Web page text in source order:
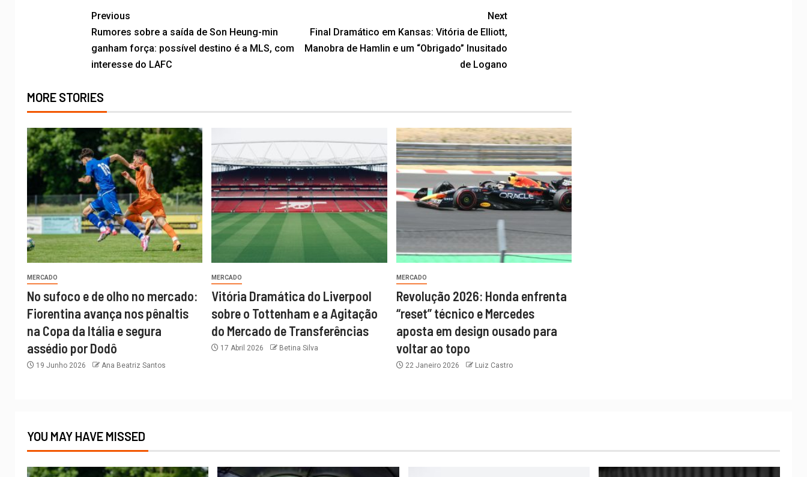
Previous
Rumores sobre a saída de Son Heung-min
ganham força: possível destino é a MLS, com
interesse do LAFC
Next
Final Dramático em Kansas: Vitória de Elliott,
Manobra de Hamlin e um “Obrigado” Inusitado
de Logano
MORE STORIES
MERCADO
No sufoco e de olho no mercado:
Fiorentina avança nos pênaltis
na Copa da Itália e segura
assédio por Dodô
19 Junho 2026 Ana Beatriz Santos
MERCADO
Vitória Dramática do Liverpool
sobre o Tottenham e a Agitação
do Mercado de Transferências
17 Abril 2026 Betina Silva
MERCADO
Revolução 2026: Honda enfrenta
“reset” técnico e Mercedes
aposta em design ousado para
voltar ao topo
22 Janeiro 2026 Luiz Castro
YOU MAY HAVE MISSED